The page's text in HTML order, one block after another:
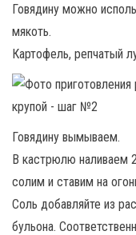
Говядину можно
мякоть.
Картофель, репчатый
Говядину вымываем.
В кастрюлю наливаем
солим и ставим на
Соль добавляйте из
бульона.